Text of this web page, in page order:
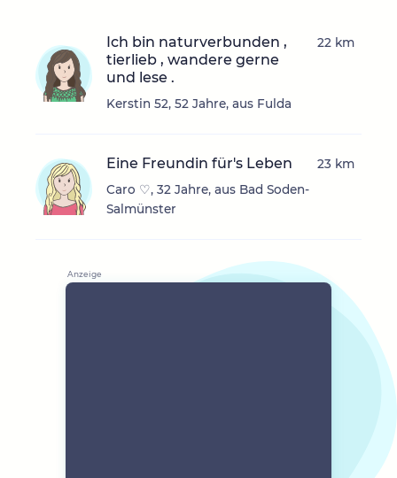
Ich bin naturverbunden ,
tierlieb , wandere gerne
und lese .
Kerstin 52, 52 Jahre, aus Fulda
22 km
Eine Freundin für's Leben
Caro ♡, 32 Jahre, aus Bad Soden-
Salmünster
23 km